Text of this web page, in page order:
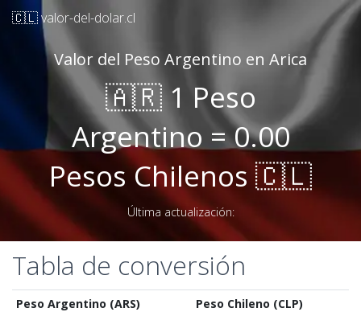
🇨🇱 valor-del-dolar.cl
Valor del Peso Argentino en Arica
🇦🇷 1 Peso
Argentino = 0.00
Pesos Chilenos 🇨🇱
Última actualización:
Tabla de conversión
Peso Argentino (ARS)
Peso Chileno (CLP)